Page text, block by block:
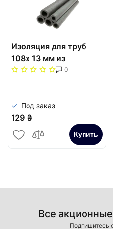
Изоляция для труб
108х 13 мм из
вспененного 0
Под заказ
129 ₴
Купить
Все
Подпишитесь